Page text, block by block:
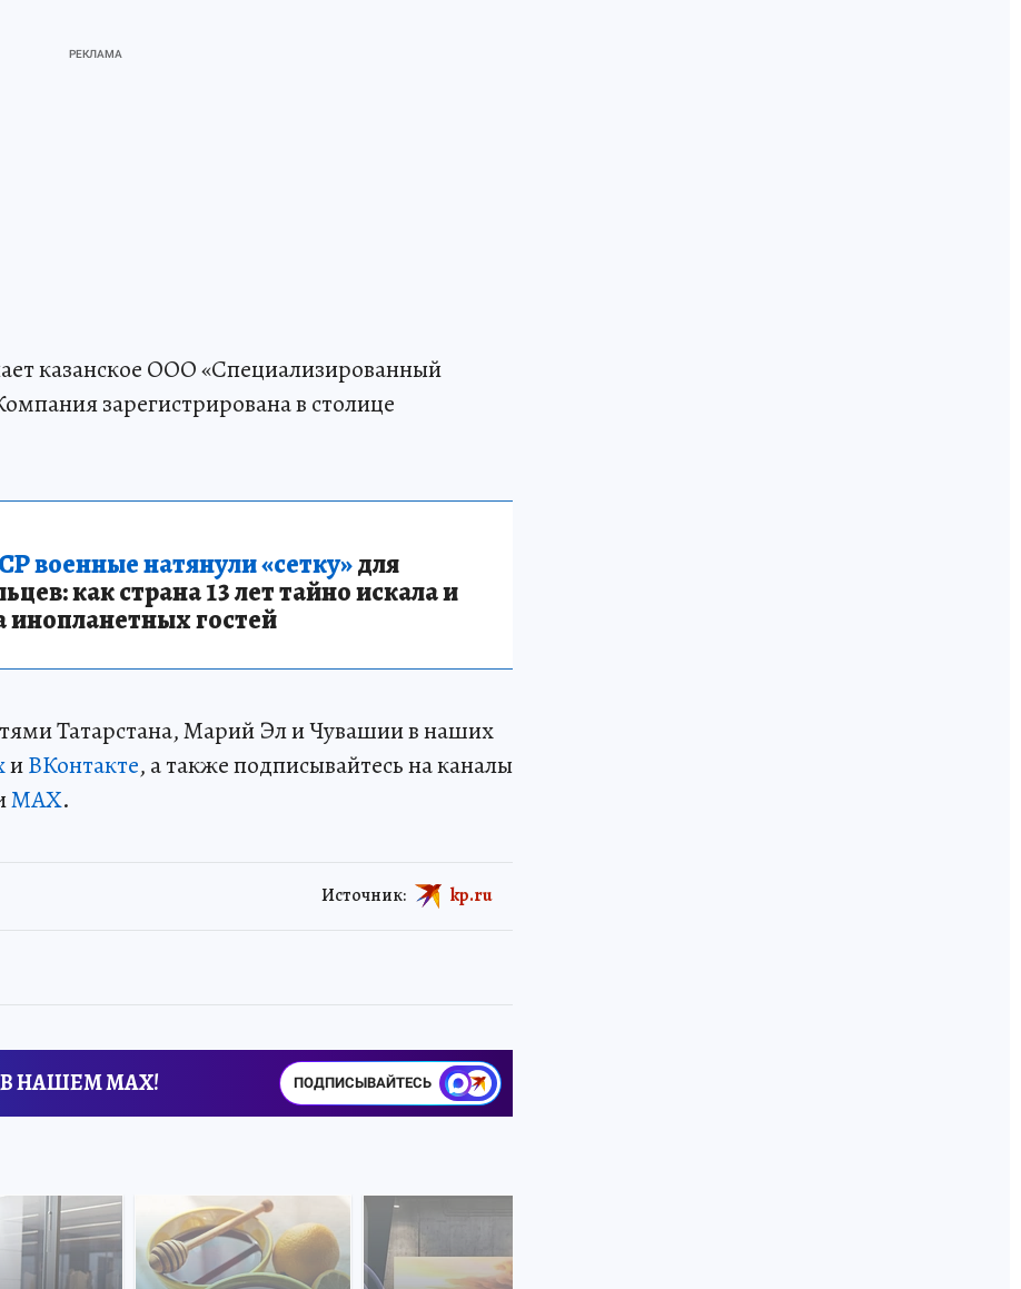
казанское ООО «Специализированный
зарегистрирована в столице
военные натянули «сетку»для
как страна 13 лет тайно искала и
инопланетных гостей
Татарстана, Марий Эл и Чувашии в наших
иВКонтакте, а также подписывайтесь на каналы
MAX.
Источник: kp.ru
НАШЕМ MAX! ПОДПИСЫВАЙТЕСЬ